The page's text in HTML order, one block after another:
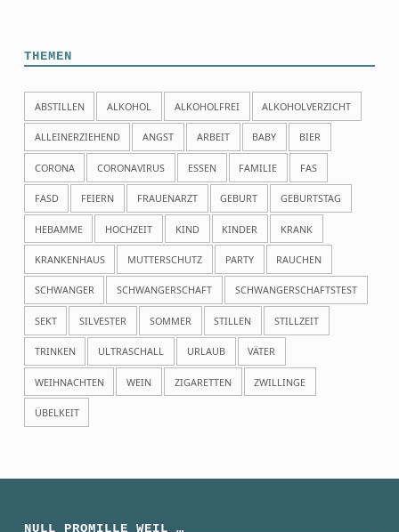
THEMEN
ABSTILLEN ALKOHOL ALKOHOLFREI ALKOHOLVERZICHT
ALLEINERZIEHEND ANGST ARBEIT BABY BIER
CORONA CORONAVIRUS ESSEN FAMILIE FAS
FASD FEIERN FRAUENARZT GEBURT GEBURTSTAG
HEBAMME HOCHZEIT KIND KINDER KRANK
KRANKENHAUS MUTTERSCHUTZ PARTY RAUCHEN
SCHWANGER SCHWANGERSCHAFT SCHWANGERSCHAFTSTEST
SEKT SILVESTER SOMMER STILLEN STILLZEIT
TRINKEN ULTRASCHALL URLAUB VÄTER
WEIHNACHTEN WEIN ZIGARETTEN ZWILLINGE
ÜBELKEIT
NULL PROMILLE WEIL …